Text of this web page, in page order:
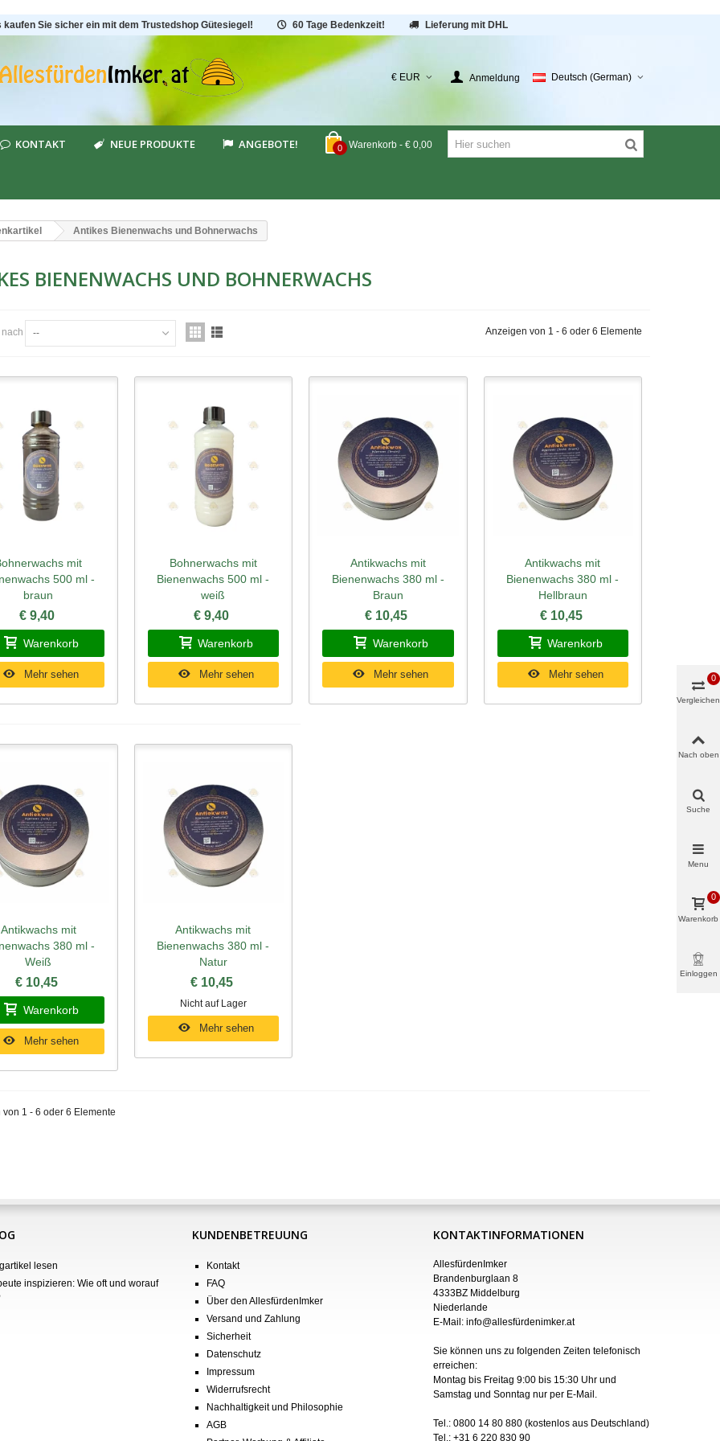
Sie sicher ein mit dem Trustedshop Gütesiegel!
60 Tage Bedenkzeit! Lieferung mit DHL
€ EUR Anmeldung Deutsch (German)
0 Warenkorb - € 0,00
KONTAKT NEUE PRODUKTE ANGEBOTE!
Antikes Bienenwachs und Bohnerwachs
BIENENWACHS UND BOHNERWACHS
-- Anzeigen von 1 - 6 oder 6 Elemente
mit
500 ml -
braun
€ 9,40
Warenkorb
Mehr sehen
Schnellansicht
Bohnerwachs mit
Bienenwachs 500 ml -
weiß
€ 9,40
Warenkorb
Mehr sehen
Schnellansicht
Antikwachs mit
Bienenwachs 380 ml -
Braun
€ 10,45
Warenkorb
Mehr sehen
Schnellansicht
Antikwachs mit
Bienenwachs 380 ml -
Hellbraun
€ 10,45
Warenkorb
Mehr sehen
Antikwachs mit
380 ml -
Weiß
€ 10,45
Warenkorb
Mehr sehen
Schnellansicht
Antikwachs mit
Bienenwachs 380 ml -
Natur
€ 10,45
Nicht auf Lager
Mehr sehen
1 - 6 oder 6 Elemente
lesen
inspizieren: Wie oft und worauf
KUNDENBETREUUNG
Kontakt
FAQ
Über den AllesfürdenImker
Versand und Zahlung
Sicherheit
Datenschutz
Impressum
Widerrufsrecht
Nachhaltigkeit und Philosophie
AGB
KONTAKTINFORMATIONEN
AllesfürdenImker
Brandenburglaan 8
4333BZ Middelburg
Niederlande
E-Mail: info@allesfürdenimker.at
Sie können uns zu folgenden Zeiten telefonisch
erreichen:
Montag bis Freitag 9:00 bis 15:30 Uhr und
Samstag und Sonntag nur per E-Mail .
Tel.: 0800 14 80 880 (kostenlos aus Deutschland)
Tel.: +31 6 220 830 90
Vergleichen
0
Nach oben
Suche
Menu
Warenkorb
0
Einloggen